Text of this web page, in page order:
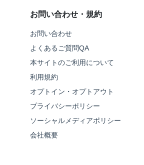
お問い合わせ・規約
お問い合わせ
よくあるご質問QA
本サイトのご利用について
利用規約
オプトイン・オプトアウト
プライバシーポリシー
ソーシャルメディアポリシー
会社概要